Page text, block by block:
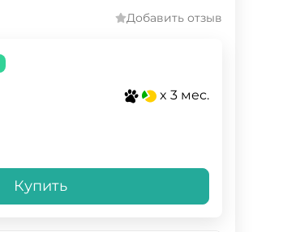
Добавить отзыв
x 3 мес.
Купить